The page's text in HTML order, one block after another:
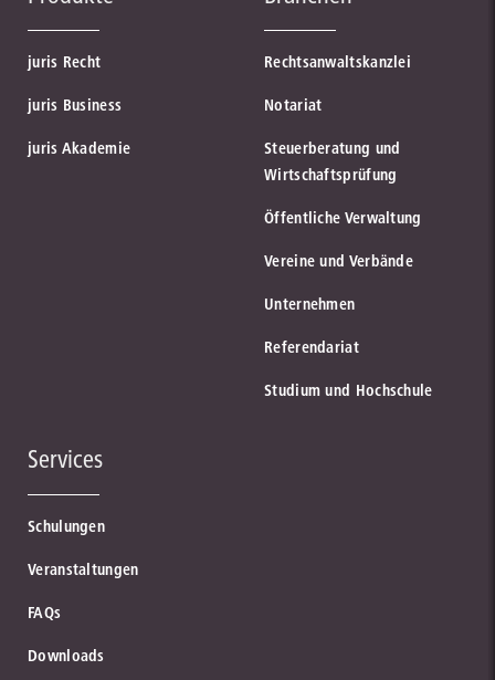
juris Recht
juris Business
juris Akademie
Rechtsanwaltskanzlei
Notariat
Steuerberatung und
Wirtschaftsprüfung
Öffentliche Verwaltung
Vereine und Verbände
Unternehmen
Referendariat
Studium und Hochschule
Services
Schulungen
Veranstaltungen
FAQs
Downloads